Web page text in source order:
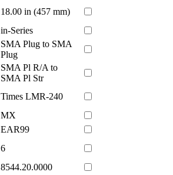
18.00 in (457 mm)
in-Series
SMA Plug to SMA
Plug
SMA Pl R/A to
SMA Pl Str
Times LMR-240
MX
EAR99
6
8544.20.0000